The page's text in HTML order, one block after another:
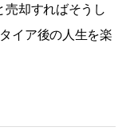
売却すればそうし
イア後の人生を楽